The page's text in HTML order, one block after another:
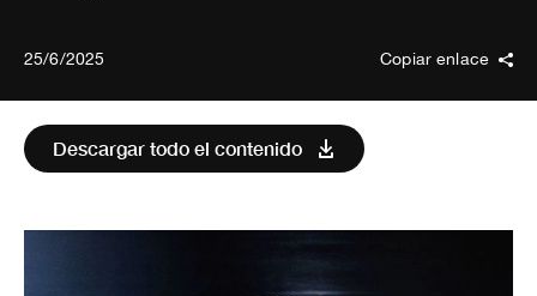
25/6/2025 Copiar enlace
Descargar todo el contenido